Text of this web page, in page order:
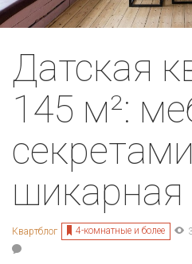
Датская
145 м²:
шикарная
Квартблог 4-комнатные и более